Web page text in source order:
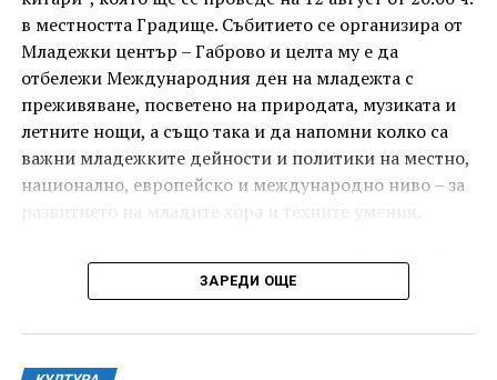
си библиотека и да вземе друга. Целта е обмен на
в местността Градище. Събитието се организира от
Младежки център – Габрово и целта му е да
отбележи Международния ден на младежта с
преживяване, посветено на природата, музиката и
летните нощи, а също така и да напомни колко са
важни младежките дейности и политики на местно,
национално, европейско и международно ниво – за
Вечерта е в пика на метеорния поток „Персеиди“ –
едно от най-красивите и очаквани астрономически
дни Земята преминава през шлейф от частици,
оставени от кометата 109P/Swift-Tuttle.
ЗАРЕДИ ОЩЕ